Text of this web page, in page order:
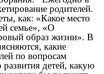
родителей.
как: «Какое место
семье», «О
образ жизни». В
какие
по вопросам
детей, какую